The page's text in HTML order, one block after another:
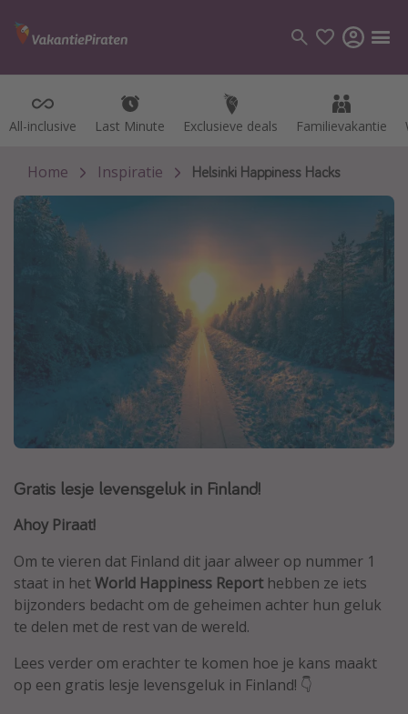
All-inclusive Last Minute Exclusieve deals Familievakantie
All-inclusive Last Minute Exclusieve deals Familievakantie
Categorie
Vluchten
Hotels
Vakanties
Malta
Madeira
Bali
Type vakantie
Overzicht
Weekendje weg
Home Inspiratie Helsinki Happiness Hacks
Gratis lesje levensgeluk in Finland!
Ahoy Piraat!
Om te vieren dat Finland dit jaar alweer op nummer 1
staat in hetWorld Happiness Report hebben ze iets
bijzonders bedacht om de geheimen achter hun geluk
te delen met de rest van de wereld.
Lees verder om erachter te komen hoe je kans maakt
op een gratis lesje levensgeluk in Finland! 👇